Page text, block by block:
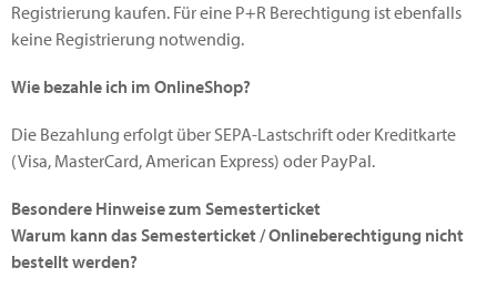
Registrierung kaufen. Für eine P+R Berechtigung ist ebenfalls
keine Registrierung notwendig.
Wie bezahle ich im OnlineShop?
Die Bezahlung erfolgt über SEPA-Lastschrift oder Kreditkarte
(Visa, MasterCard, American Express) oder PayPal.
Besondere Hinweise zum Semesterticket
Warum kann das Semesterticket / Onlineberechtigung nicht
bestellt werden?